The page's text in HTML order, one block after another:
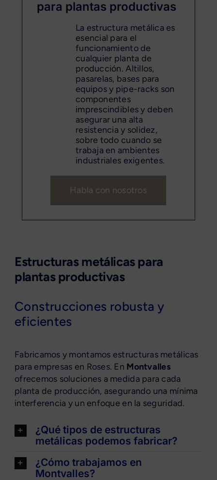
para plantas productivas
La estructura metálica es
esencial para el
funcionamiento de
cualquier planta de
producción. Altillos,
pasarelas, bases para
equipos y pipe-racks son
componentes
imprescindibles y deben
asegurar una alta
resistencia y solidez,
sobre todo cuando se
trabaja en ambientes
industriales exigentes.
Habla con nosotros
Estructuras metálicas para
plantas productivas
Construcciones robusta y
eficientes
Fabricamos y montamos estructuras metálicas
para empresas en Roses. En Montvalles
ofrecemos soluciones a medida para cada
planta de producción, asegurando una mínima
interferencia y un enfoque en la seguridad.
¿Qué tipos de estructuras
metálicas podemos fabricar?
¿Cómo trabajamos en
Montvalles?